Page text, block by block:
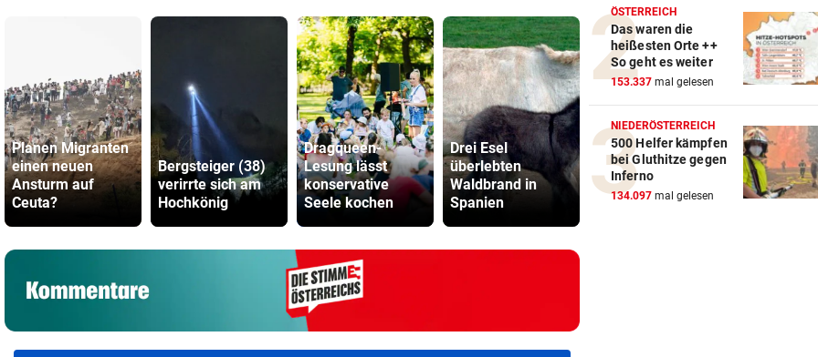
Planen Migranten
einen neuen
Ansturm auf
Ceuta?
Bergsteiger (38)
verirrte sich am
Hochkönig
Dragqueen-
Lesung lässt
konservative
Seele kochen
Drei Esel
überlebten
Waldbrand in
Spanien
Suchten Trafik-
Einbrecher nun
Nachbarlokal
heim?
Zverev
die Koffer
ÖSTERREICH
Das waren die
heißesten Orte ++
So geht es weiter
153.337 mal gelesen
NIEDERÖSTERREICH
500 Helfer kämpfen
bei Gluthitze gegen
Inferno
134.097 mal gelesen